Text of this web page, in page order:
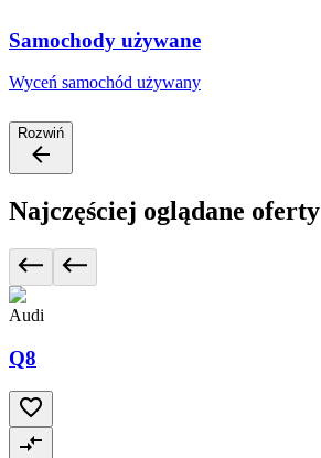
Samochody używane
Wyceń samochód używany
Rozwiń
Najczęściej oglądane oferty
Audi
Q8